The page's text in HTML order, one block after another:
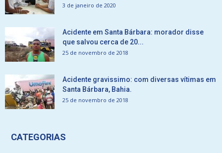
3 de janeiro de 2020
Acidente em Santa Bárbara: morador disse
que salvou cerca de 20...
25 de novembro de 2018
Acidente gravissimo: com diversas vítimas em
Santa Bárbara, Bahia.
25 de novembro de 2018
CATEGORIAS